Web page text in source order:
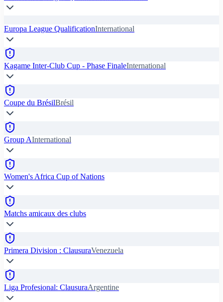
Europa League QualificationInternational
Kagame Inter-Club Cup - Phase FinaleInternational
Coupe du BrésilBrésil
Group AInternational
Women's Africa Cup of Nations
Matchs amicaux des clubs
Primera Division : ClausuraVenezuela
Liga Profesional: ClausuraArgentine